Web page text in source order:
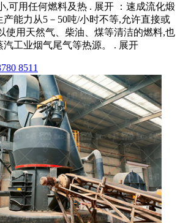
,可用任何燃料及热 . 展开 ：速成流化煅
能力从5－50吨/小时不等,允许直接或
使用天然气、柴油、煤等清洁的燃料,也
汽工业烟气尾气等热源。 . 展开
8511